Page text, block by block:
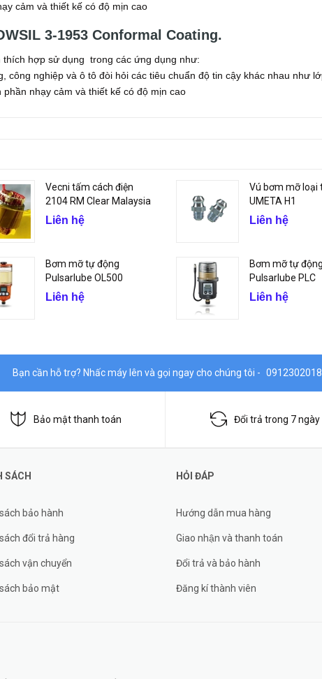
cảm và thiết kế có độ mịn cao
3-1953 Conformal Coating.
thích hợp sử dụng trong các ứng dụng như:
công nghiệp và ô tô đòi hỏi các tiêu chuẩn độ tin cậy khác nhau như
nhạy cảm và thiết kế có độ mịn cao
Vecni tấm cách điện
2104 RM Clear Malaysia
Liên hệ
Vú bơm mỡ loại
UMETA H1
Liên hệ
Bơm mỡ tự động
Pulsarlube OL500
Liên hệ
Bơm mỡ tự động
Pulsarlube PLC
Liên hệ
Bạn cần hỗ trợ? Nhấc máy lên và gọi ngay cho chúng tôi - 0912302018
Bảo mật thanh toán Đổi trả trong 7 ngày
SÁCH
bảo hành
đổi trả hàng
vận chuyển
bảo mật
HỎI ĐÁP
Hướng dẫn mua hàng
Giao nhận và thanh toán
Đổi trả và bảo hành
Đăng kí thành viên